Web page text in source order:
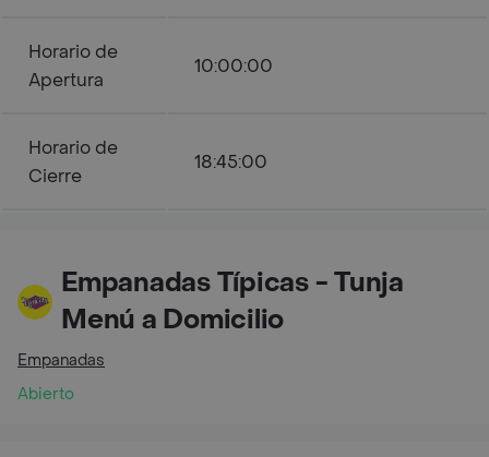
Horario de
Apertura
10:00:00
Horario de
Cierre
18:45:00
Empanadas Típicas - Tunja
Menú a Domicilio
Empanadas
Abierto